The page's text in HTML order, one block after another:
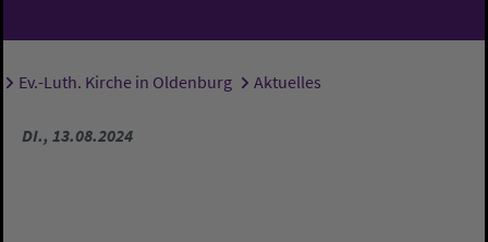
Sie sind hier:
Ev.-Luth. Kirche in Oldenburg Aktuelles
DI., 13.08.2024